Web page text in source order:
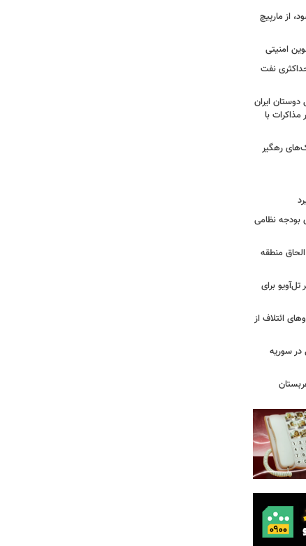
از مارپیچ
امنیتی
نفت
ایران
مذاکرات با
رهگیر
میلیارد دلاری بودجه نظامی
منطقه
برای
ائتلاف از
در سوریه